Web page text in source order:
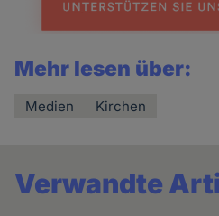
Mehr lesen über:
Medien Kirchen
Verwandte